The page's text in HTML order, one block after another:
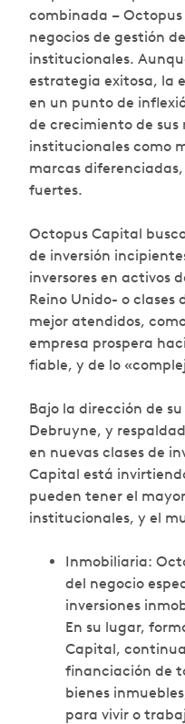
combinada –
negocios de gestión
institucionales.
estrategia exitosa, la
en un punto de
de crecimiento de
institucionales como
marcas
fuertes.
Octopus Capital
de inversión
inversores en activos
Reino Unido- o clases
mejor atendidos,
empresa prospera
fiable, y de lo
Bajo la dirección de
Debruyne, y
en nuevas clases de
Capital está
pueden tener el
institucionales, y el
Inmobiliaria:
del negocio
inversiones
En su lugar,
Capital,
financiación de
bienes
para vivir o